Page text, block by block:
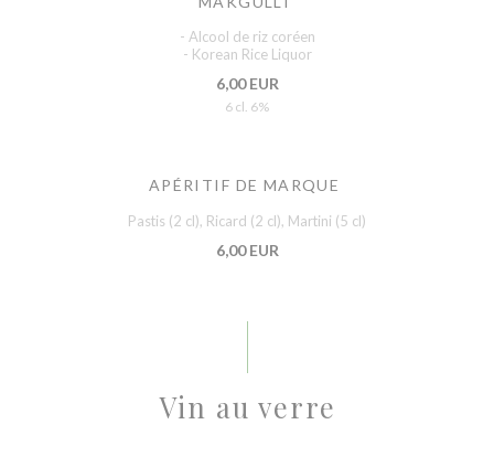
- Alcool de riz coréen
- Korean Rice Liquor
6,00 EUR
6 cl. 6%
APÉRITIF DE MARQUE
Pastis (2 cl), Ricard (2 cl), Martini (5 cl)
6,00 EUR
Vin au verre